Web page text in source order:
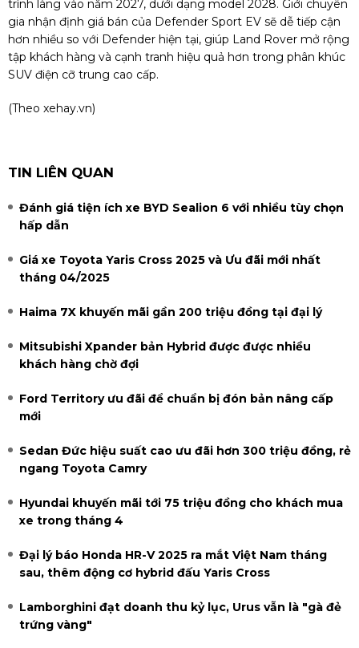
trình làng vào năm 2027, dưới dạng model 2028. Giới chuyên
gia nhận định giá bán của Defender Sport EV sẽ dễ tiếp cận
hơn nhiều so với Defender hiện tại, giúp Land Rover mở rộng
tập khách hàng và cạnh tranh hiệu quả hơn trong phân khúc
SUV điện cỡ trung cao cấp.
(Theo xehay.vn)
TIN LIÊN QUAN
Đánh giá tiện ích xe BYD Sealion 6 với nhiều tùy chọn
hấp dẫn
Giá xe Toyota Yaris Cross 2025 và Ưu đãi mới nhất
tháng 04/2025
Haima 7X khuyến mãi gần 200 triệu đồng tại đại lý
Mitsubishi Xpander bản Hybrid được được nhiều
khách hàng chờ đợi
Ford Territory ưu đãi để chuẩn bị đón bản nâng cấp
mới
Sedan Đức hiệu suất cao ưu đãi hơn 300 triệu đồng, rẻ
ngang Toyota Camry
Hyundai khuyến mãi tới 75 triệu đồng cho khách mua
xe trong tháng 4
Đại lý báo Honda HR-V 2025 ra mắt Việt Nam tháng
sau, thêm động cơ hybrid đấu Yaris Cross
Lamborghini đạt doanh thu kỷ lục, Urus vẫn là "gà đẻ
trứng vàng"